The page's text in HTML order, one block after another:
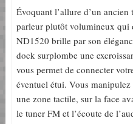
Évoquant l’allure d’un
parleur plutôt volumineux qui
ND1520 brille par son
dock surplombe une
vous permet de connecter
éventuel étui. Vous
une zone tactile, sur la face
le tuner FM et l’écoute de